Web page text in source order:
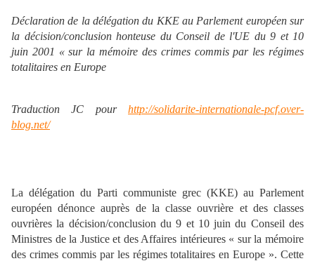
Déclaration de la délégation du KKE au Parlement européen sur
la décision/conclusion honteuse du Conseil de l'UE du 9 et 10
juin 2001 « sur la mémoire des crimes commis par les régimes
totalitaires en Europe
Traduction JC pour
http://solidarite-internationale-pcf.over-
blog.net/
La délégation du Parti communiste grec (KKE) au Parlement
européen dénonce auprès de la classe ouvrière et des classes
ouvrières la décision/conclusion du 9 et 10 juin du Conseil des
Ministres de la Justice et des Affaires intérieures « sur la mémoire
des crimes commis par les régimes totalitaires en Europe ». Cette